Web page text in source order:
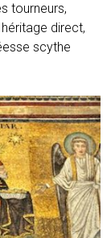
tourneurs,
direct,
scythe